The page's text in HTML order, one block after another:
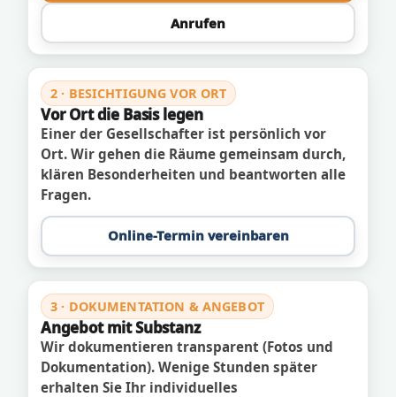
Anrufen
2 · BESICHTIGUNG VOR ORT
Vor Ort die Basis legen
Einer der Gesellschafter ist persönlich vor
Ort. Wir gehen die Räume gemeinsam durch,
klären Besonderheiten und beantworten alle
Fragen.
Online-Termin vereinbaren
3 · DOKUMENTATION & ANGEBOT
Angebot mit Substanz
Wir dokumentieren transparent (Fotos und
Dokumentation). Wenige Stunden später
erhalten Sie Ihr individuelles